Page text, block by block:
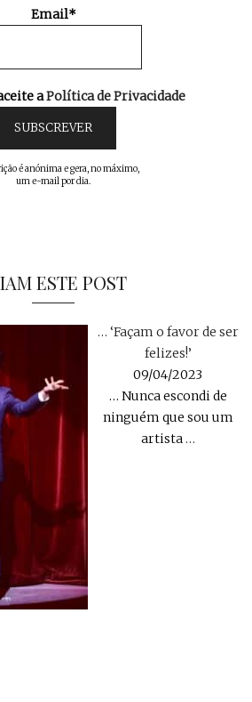
Email*
aPolítica de Privacidade
é anónima e gera, no máximo,
um e-mail por dia.
ESTE POST
… ‘Façam o favor de ser
felizes!’
09/04/2023
… Nunca escondi de
ninguém que sou um
artista …